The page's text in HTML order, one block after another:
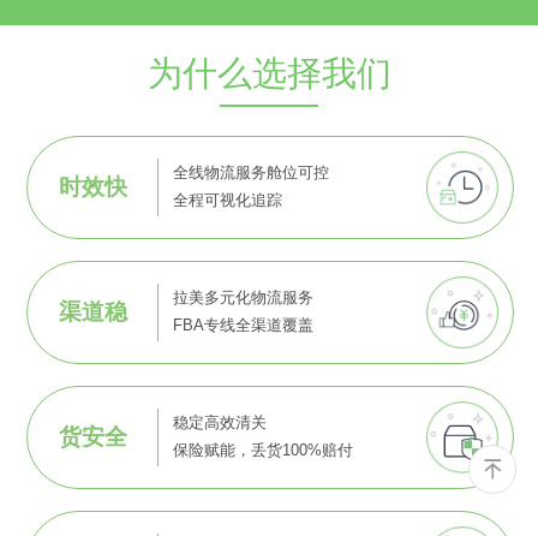
为什么选择我们
时效快
全线物流服务舱位可控
全程可视化追踪
渠道稳
拉美多元化物流服务
FBA专线全渠道覆盖
货安全
稳定高效清关
保险赋能，丢货100%赔付